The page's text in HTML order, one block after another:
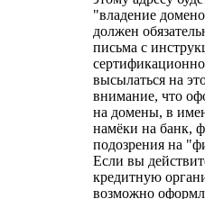
"владение
должен
письма с
высылаться на
внимание, что
на домены, в
намёки на банк,
подозрения на
Если вы
кредитную
возможно